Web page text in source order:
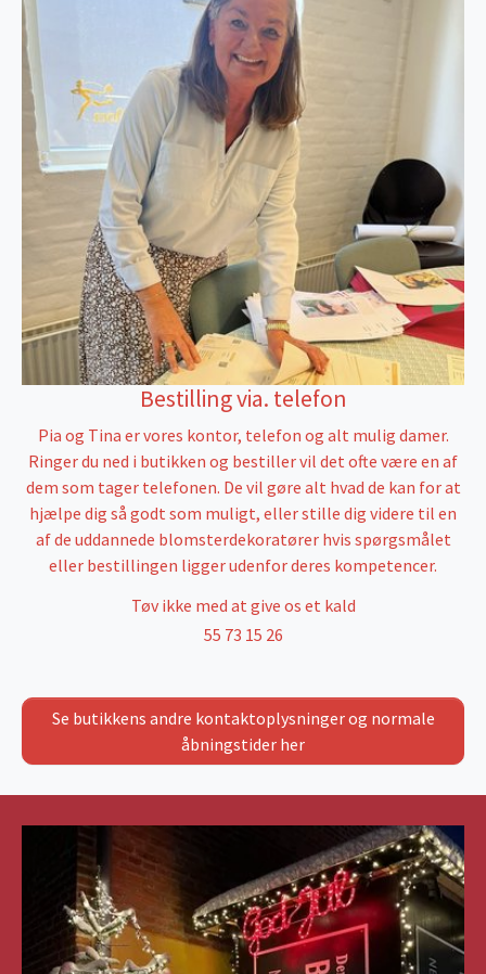
Bestilling via. telefon
Pia og Tina er vores kontor, telefon og alt mulig damer.
Ringer du ned i butikken og bestiller vil det ofte være en af
dem som tager telefonen. De vil gøre alt hvad de kan for at
hjælpe dig så godt som muligt, eller stille dig videre til en
af de uddannede blomsterdekoratører hvis spørgsmålet
eller bestillingen ligger udenfor deres kompetencer.
Tøv ikke med at give os et kald
55 73 15 26
Se butikkens andre kontaktoplysninger og normale
åbningstider her